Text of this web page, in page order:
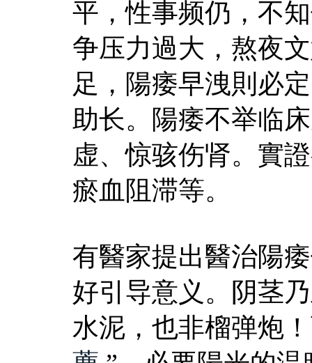
平，性事频仍，不
争压力過大，熬夜
足，陽痿早洩則必
助长。陽痿不举临
虚、惊骇伤肾。實
瘀血阻滞等。
有醫家提出醫治陽
好引导意义。阴茎
水泥，也非榴弹炮